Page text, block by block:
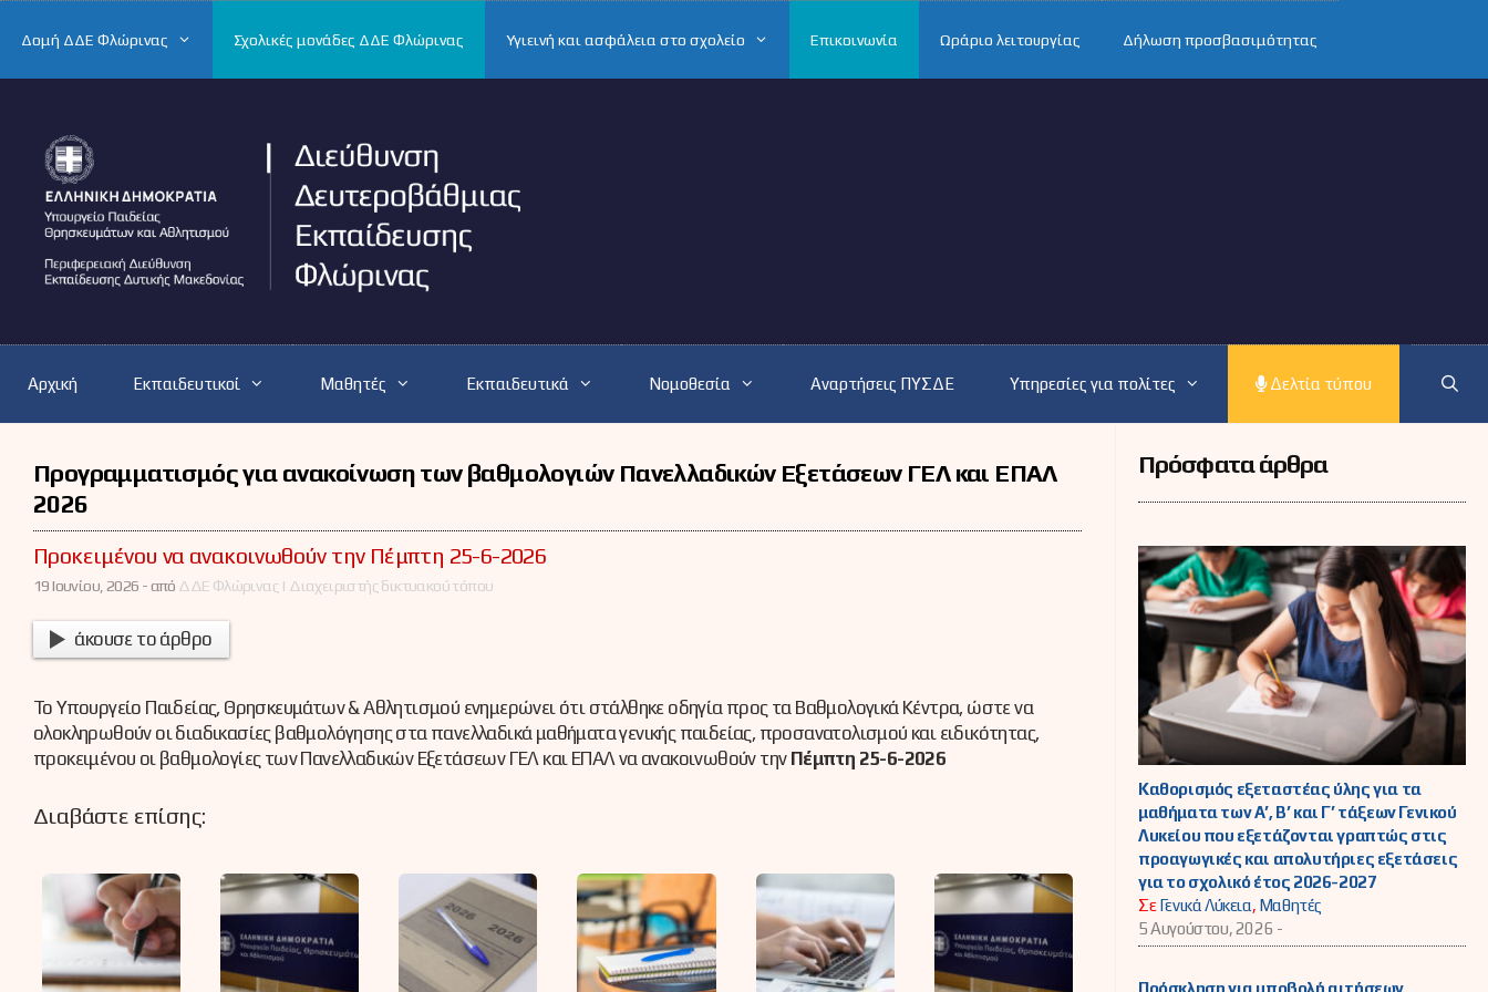
Δομή ΔΔΕ Φλώρινας Σχολικές μονάδες ΔΔΕ Φλώρινας Υγιεινή και ασφάλεια στο σχολείο Επικοινωνία Ωράριο λειτουργίας Δήλωση προσβασιμότητας
Αρχική Εκπαιδευτικοί Μαθητές Εκπαιδευτικά Νομοθεσία Αναρτήσεις ΠΥΣΔΕ Υπηρεσίες για πολίτες Δελτία τύπου
Προγραμματισμός για ανακοίνωση των βαθμολογιών Πανελλαδικών Εξετάσεων ΓΕΛ και ΕΠΑΛ
2026
Προκειμένου να ανακοινωθούν την Πέμπτη 25-6-2026
19 Ιουνίου, 2026 -από ΔΔΕ Φλώρινας | Διαχειριστής δικτυακού τόπου
άκουσε το άρθρο
Το Υπουργείο Παιδείας, Θρησκευμάτων & Αθλητισμού ενημερώνει ότι στάλθηκε οδηγία προς τα Βαθμολογικά Κέντρα, ώστε να
ολοκληρωθούν οι διαδικασίες βαθμολόγησης στα πανελλαδικά μαθήματα γενικής παιδείας, προσανατολισμού και ειδικότητας,
προκειμένου οι βαθμολογίες των Πανελλαδικών Εξετάσεων ΓΕΛ και ΕΠΑΛ να ανακοινωθούν την Πέμπτη 25-6-2026
Διαβάστε επίσης:
Πρόσφατα άρθρα
Καθορισμός εξεταστέας ύλης για τα
μαθήματα των Α’, Β’ και Γ’ τάξεων Γενικού
Λυκείου που εξετάζονται γραπτώς στις
προαγωγικές και απολυτήριες εξετάσεις
για το σχολικό έτος 2026-2027
ΣεΓενικά Λύκεια, Μαθητές
5 Αυγούστου, 2026 -